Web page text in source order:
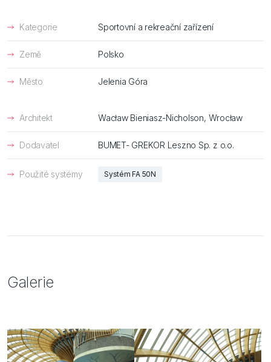
Inspirace
Kategorie Sportovní a rekreační zařízení
Země Polsko
Město Jelenia Góra
Architekt Wacław Bieniasz-Nicholson, Wrocław
Dodavatel BUMET- GREKOR Leszno Sp. z o.o.
Použité systémy Systém FA 50N
Galerie